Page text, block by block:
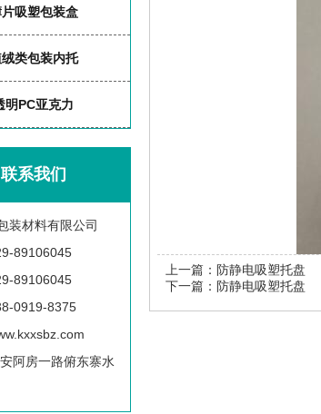
吸塑包装盒
类包装内托
明PC亚克力
联系我们
装材料有限公司
89106045
89106045
0919-8375
阿房一路俯东寨水
上一篇： 防静电吸塑托盘
下一篇： 防静电吸塑托盘